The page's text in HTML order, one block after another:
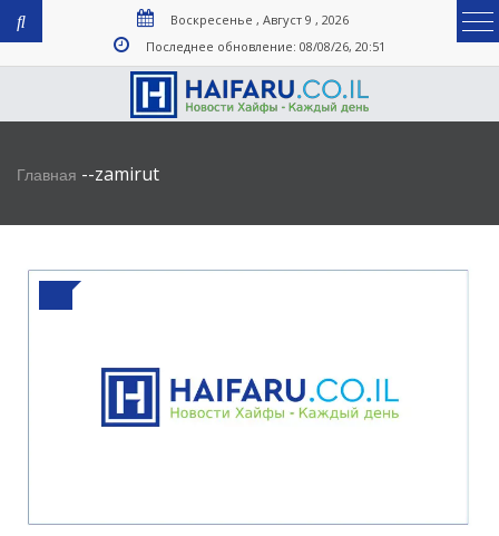
Воскресенье , Август 9 , 2026
Последнее обновление: 08/08/26, 20:51
Главная --zamirut